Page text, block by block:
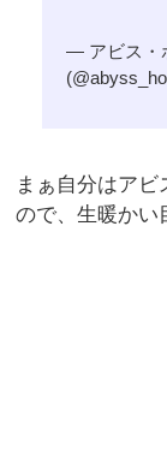
— アビス・
まぁ自分はア
ので、生暖かい